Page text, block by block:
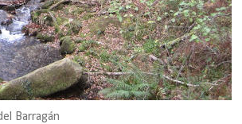
Barragán